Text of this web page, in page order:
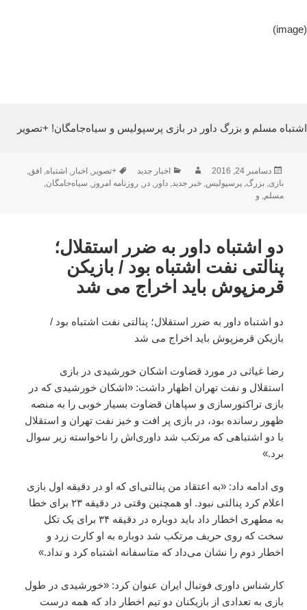
(image)
اشتباه مسلم و بزرگ داور در بازی پرسپولیس و سیاه‌جامگان! +تصویر
ارسال
شده
در
دسامبر 24, 2016 نویسندهدسته‌ها
اخبار جدید برچسب‌ها
+تصویر, اخبار, اشتباه, افق,
بازی,بزرگ,پرسپولیس,خبر جدید,داور,در, روزنامه امروز, سیاه‌جامگان,
مسلم, و
دو اشتباه داور به ضرر استقلال؛
پنالتی نفت اشتباه بود / بازیکن
قرمزپوش باید اخراج می شد
دو اشتباه داور به ضرر استقلال؛ پنالتی نفت اشتباه بود /
بازیکن قرمزپوش باید اخراج می شد
رضا غیاثی در مورد قضاوت اشکان خورشیدی در بازی
استقلال و نفت تهران اظهار داشت: «اشکان خورشیدی که در
بازی تراکتورسازی و سپاهان قضاوت بسیار خوبی را به منصه
ظهور رسانده بود، در بازی پر افت و خیز نفت تهران و استقلال
با دو اشتباهی که مرتکب شد داوری‌اش را ناخواسته زیر سوال
برد.»
وی ادامه داد: «به اعتقاد من پنالتی‌ای که او در دقیقه اول بازی
اعلام کرد پنالتی نبود. او همچنین وقتی در دقیقه ٢٣ برای خطا
به مطهری اخطار داد باید دوباره در دقیقه ٣۴ برای یک تکل
سخت که روی حریف مرتکب شد دوباره به او کارت زرد و
اخطار دوم را نشان می‌داد که متاسفانه اشتباه کرد و نداد.»
کارشناس داوری فوتبال ایران عنوان کرد: «خورشیدی در طول
بازی به تعدادی از بازیکنان دو تیم اخطار داد که همه درست